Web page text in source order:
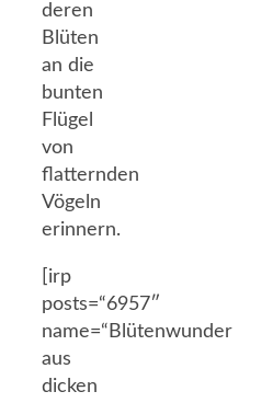
deren
Blüten
an die
bunten
Flügel
von
flatternden
Vögeln
erinnern.
[irp
posts=“6957″
name=“Blütenwunder
aus
dicken